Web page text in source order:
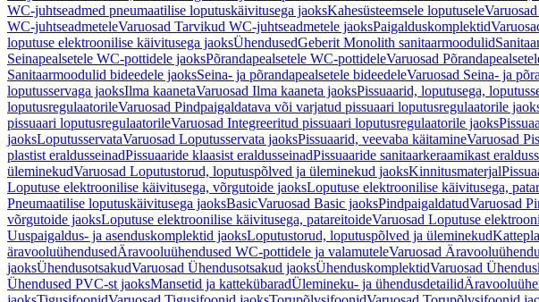
WC-juhtseadmed pneumaatilise loputuskäivitusega jaoksKahesüsteemsele loputusele
WC-juhtseadmeteleVaruosad Tarvikud WC-juhtseadmetele jaoksPaigalduskomplektid
loputuse elektroonilise käivitusega jaoksÜhendusedGeberit Monolith sanitaarmoodulid
Seinapealsetele WC-pottidele jaoksPõrandapealsetele WC-pottideleVaruosad
Sanitaarmoodulid bideedele jaoksSeina- ja põrandapealsetele bideedeleVaruosad Seina- ja
loputusservaga jaoksIlma kaanetaVaruosad Ilma kaaneta jaoksPissuaarid, loputusega,
loputusregulaatorileVaruosad Pindpaigaldatava või varjatud pissuaari loputusregulaatorile
pissuaari loputusregulaatorileVaruosad Integreeritud pissuaari loputusregulaatorile jaoks
jaoksLoputusservataVaruosad Loputusservata jaoksPissuaarid, veevaba käitamineVaruosad
plastist eraldusseinadPissuaaride klaasist eraldusseinadPissuaaride sanitaarkeraamikast
üleminekudVaruosad Loputustorud, loputuspõlved ja üleminekud jaoksKinnitusmaterjal
Loputuse elektroonilise käivitusega, võrgutoide jaoksLoputuse elektroonilise käivitusega,
Pneumaatilise loputuskäivitusega jaoksBasicVaruosad Basic jaoksPindpaigaldatudVaruosad
võrgutoide jaoksLoputuse elektroonilise käivitusega, patareitoideVaruosad Loputuse
Uuspaigaldus- ja asenduskomplektid jaoksLoputustorud, loputuspõlved ja üleminekud
äravooluühendusedÄravooluühendused WC-pottidele ja valamuteleVaruosad
jaoksÜhendusotsakudVaruosad Ühendusotsakud jaoksÜhenduskomplektidVaruosad
Ühendused PVC-st jaoksMansetid ja kattekübaradÜlemineku- ja ühendusdetailid